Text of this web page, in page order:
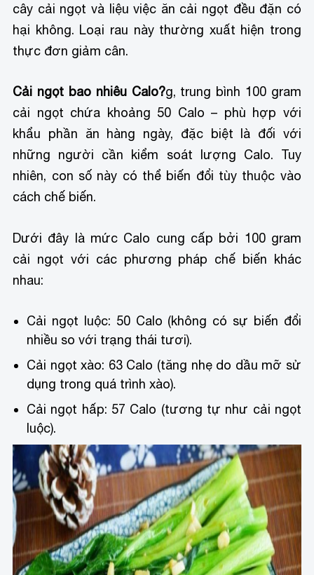
cây cải ngọt và liệu việc ăn cải ngọt đều đặn có
hại không. Loại rau này thường xuất hiện trong
thực đơn giảm cân.
Cải ngọt bao nhiêu Calo?g, trung bình 100 gram
cải ngọt chứa khoảng 50 Calo – phù hợp với
khẩu phần ăn hàng ngày, đặc biệt là đối với
những người cần kiểm soát lượng Calo. Tuy
nhiên, con số này có thể biến đổi tùy thuộc vào
cách chế biến.
Dưới đây là mức Calo cung cấp bởi 100 gram
cải ngọt với các phương pháp chế biến khác
nhau:
Cải ngọt luộc: 50 Calo (không có sự biến đổi
nhiều so với trạng thái tươi).
Cải ngọt xào: 63 Calo (tăng nhẹ do dầu mỡ sử
dụng trong quá trình xào).
Cải ngọt hấp: 57 Calo (tương tự như cải ngọt
luộc).